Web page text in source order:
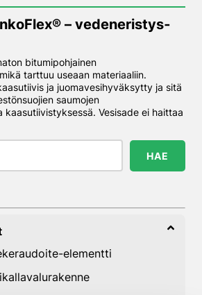
– vedeneristys­
bitumipohjainen
tarttuu useaan materiaaliin.
ja juomavesihyväksytty ja sitä
saumojen
kaasutiivistyksessä. Vesisade ei haittaa
HAE
elementti